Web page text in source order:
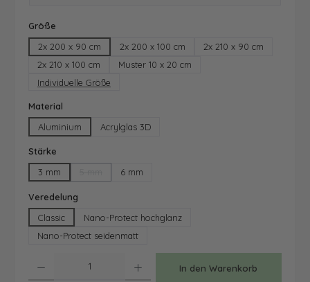
Größe
2x 200 x 90 cm
2x 200 x 100 cm
2x 210 x 90 cm
2x 210 x 100 cm
Muster 10 x 20 cm
Individuelle Größe
Material
Aluminium
Acrylglas 3D
Stärke
3 mm
(Diese Option ist zurzeit nicht verfügbar.)
6 mm
Veredelung
Classic
Nano-Protect hochglanz
Nano-Protect seidenmatt
In den Warenkorb